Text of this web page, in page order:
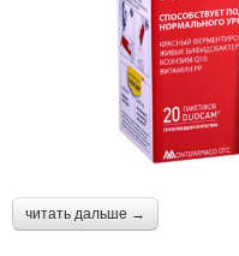
читать дальше →